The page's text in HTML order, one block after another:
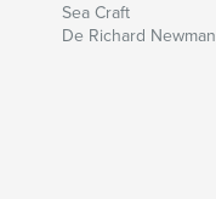
Sea Craft
De Richard Newman